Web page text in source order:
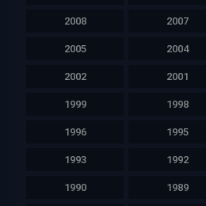
2008 2007
2005 2004
2002 2001
1999 1998
1996 1995
1993 1992
1990 1989